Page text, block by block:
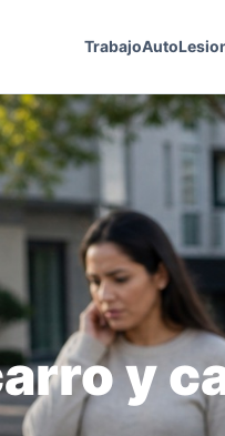
TrabajoAuto
y